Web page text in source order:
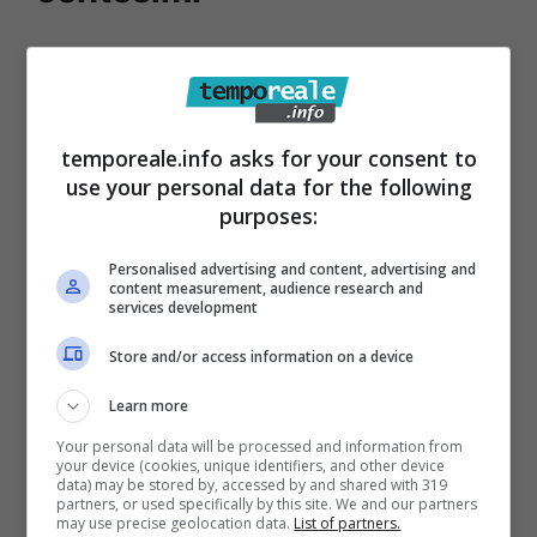
da interno in offerta, per dare subito un
migliorare l’atmosfera dal punto di vista
dell’impatto visivo e del profumo,
nell’assorbire umidità e aria viziata.
temporeale.info asks for your consent to
use your personal data for the following
purposes:
Personalised advertising and content, advertising and
content measurement, audience research and
services development
Store and/or access information on a device
Learn more
Your personal data will be processed and information from
your device (cookies, unique identifiers, and other device
data) may be stored by, accessed by and shared with 319
partners, or used specifically by this site. We and our partners
may use precise geolocation data. List of partners.